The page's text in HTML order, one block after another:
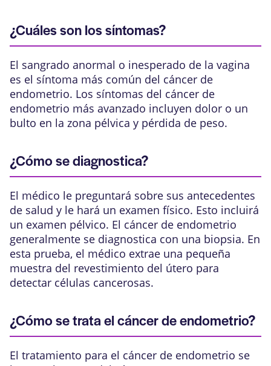
¿Cuáles son los síntomas?
El sangrado anormal o inesperado de la vagina
es el síntoma más común del cáncer de
endometrio. Los síntomas del cáncer de
endometrio más avanzado incluyen dolor o un
bulto en la zona pélvica y pérdida de peso.
¿Cómo se diagnostica?
El médico le preguntará sobre sus antecedentes
de salud y le hará un examen físico. Esto incluirá
un examen pélvico. El cáncer de endometrio
generalmente se diagnostica con una biopsia. En
esta prueba, el médico extrae una pequeña
muestra del revestimiento del útero para
detectar células cancerosas.
¿Cómo se trata el cáncer de endometrio?
El tratamiento para el cáncer de endometrio se